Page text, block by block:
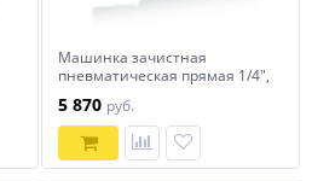
Машинка зачистная
пневматическая прямая 1/4",
TOPTUL KASA0825
5 870 руб.